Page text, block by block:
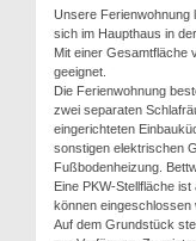
Unsere Ferienwohnung
sich im Haupthaus in
Mit einer Gesamtfläche
geeignet.
Die Ferienwohnung
zwei separaten
eingerichteten
sonstigen elektrischen
Fußbodenheizung.
Eine PKW-Stellfläche
können eingeschlossen
Auf dem Grundstück